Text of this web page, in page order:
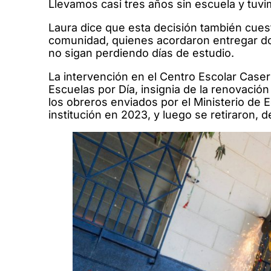
Llevamos casi tres años sin escuela y
Laura dice que esta decisión también
comunidad, quienes acordaron entregar
no sigan perdiendo días de estudio.
La intervención en el Centro Escolar
Escuelas por Día, insignia de la
los obreros enviados por el Ministerio de
institución en 2023, y luego se retiraron,